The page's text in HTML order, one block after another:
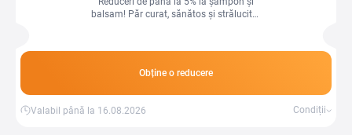
balsam! Păr curat, sănătos și strălucitor
Obține o reducere
Valabil până la 16.08.2026 Condiții